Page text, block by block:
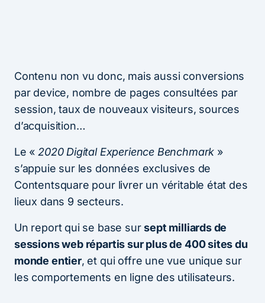
Contenu non vu donc, mais aussi conversions
par device, nombre de pages consultées par
session, taux de nouveaux visiteurs, sources
d’acquisition…
Le « 2020 Digital Experience Benchmark »
s’appuie sur les données exclusives de
Contentsquare pour livrer un véritable état des
lieux dans 9 secteurs.
Un report qui se base sursept milliards de
sessions web répartis sur plus de 400 sites du
monde entier, et qui offre une vue unique sur
les comportements en ligne des utilisateurs.